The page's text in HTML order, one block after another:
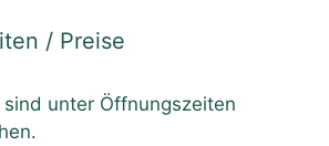
/ Preise
unter Öffnungszeiten